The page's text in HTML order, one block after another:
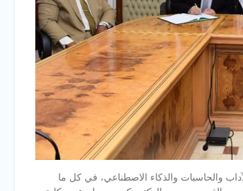
والحاسبات والذكاء الاصطناعي، في كل ما